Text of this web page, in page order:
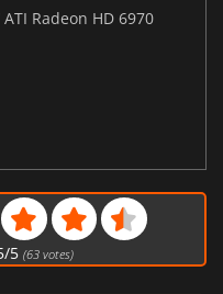
ATI Radeon HD 6970
/5 (63votes)